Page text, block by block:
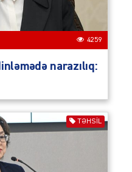
4259
narazılıq:
TƏHSIL